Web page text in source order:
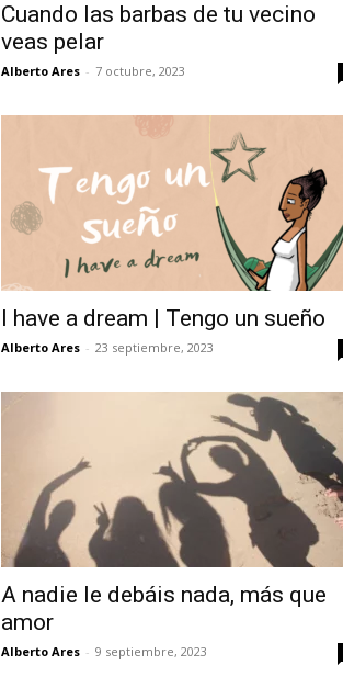
Cuando las barbas de tu vecino
veas pelar
Alberto Ares - 7 octubre, 2023
I have a dream | Tengo un sueño
Alberto Ares - 23 septiembre, 2023
A nadie le debáis nada, más que
amor
Alberto Ares - 9 septiembre, 2023